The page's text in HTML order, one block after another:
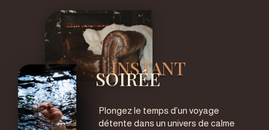
INSTANT
SOIRÉE
Plongez le temps d’un voyage
détente dans un univers de calme